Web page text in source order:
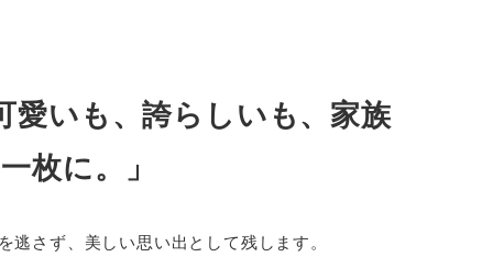
愛いも、誇らしいも、家族
枚に。」
さず、美しい思い出として残します。